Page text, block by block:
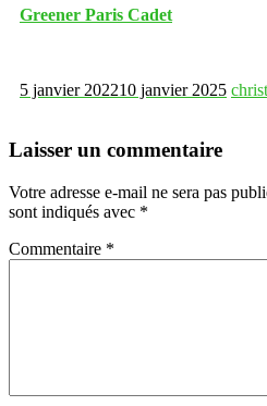
Greener Paris Cadet
5 janvier 202210 janvier 2025
Laisser un commentaire
Votre adresse e-mail ne sera pas
sont indiqués avec *
Commentaire *